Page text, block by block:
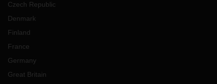
Czech Republic
Denmark
Finland
France
Germany
Great Britain